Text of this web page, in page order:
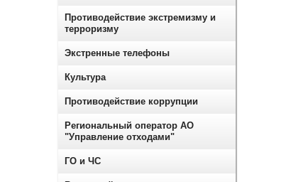
Противодействие экстремизму и
терроризму
Экстренные телефоны
Культура
Противодействие коррупции
Региональный оператор АО
"Управление отходами"
ГО и ЧС